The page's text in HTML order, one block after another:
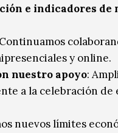
e indicadores de
Continuamos
y online.
nuestro apoyo:
a la celebración
nuevos límites